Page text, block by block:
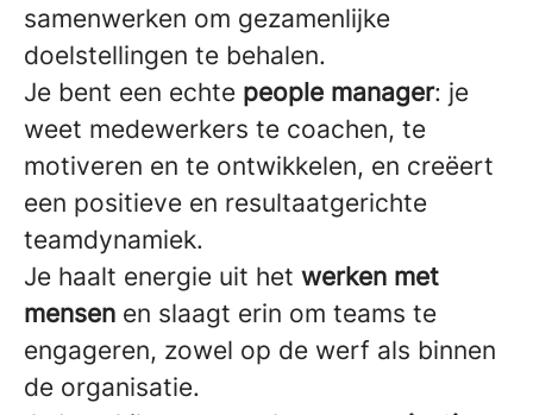
samenwerken om gezamenlijke
doelstellingen te behalen.
Je bent een echte people manager: je
weet medewerkers te coachen, te
motiveren en te ontwikkelen, en creëert
een positieve en resultaatgerichte
teamdynamiek.
Je haalt energie uit het werken met
mensen en slaagt erin om teams te
engageren, zowel op de werf als binnen
de organisatie.